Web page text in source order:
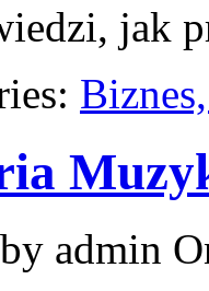
jak
admin